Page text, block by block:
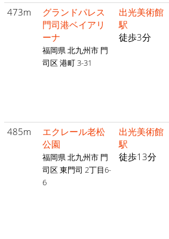
473m
グランドパレス
門司港ベイアリ
ーナ
福岡県 北九州市 門
司区 港町 3-31
出光美術館
駅
徒歩3分
485m
エクレール老松
公園
福岡県 北九州市 門
司区 東門司 2丁目6-
6
出光美術館
駅
徒歩13分